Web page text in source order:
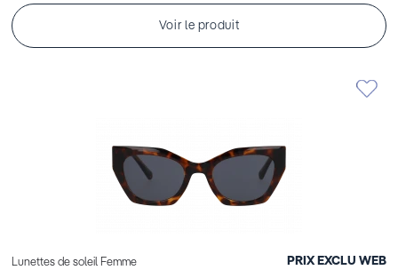
Voir le produit
Lunettes de soleil Femme PRIX EXCLU WEB